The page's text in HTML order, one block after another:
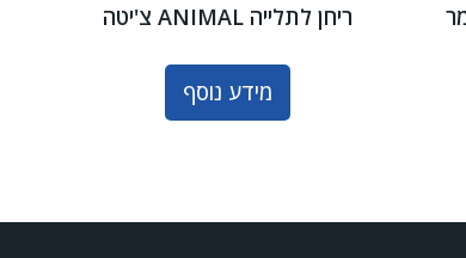
ריחן לתלייה ANIMAL צ'יטה
מידע נוסף